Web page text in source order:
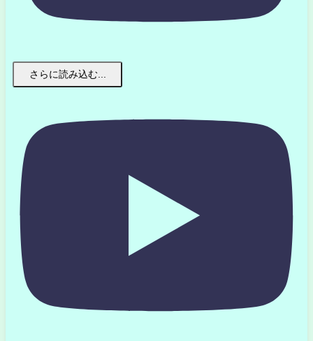
さらに読み込む...